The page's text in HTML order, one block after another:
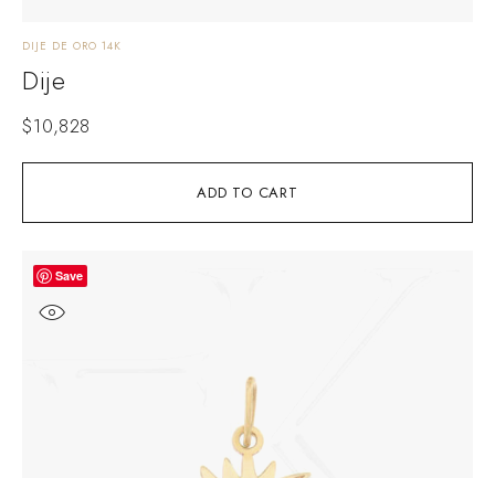
ADD TO CART
DIJE DE ORO 14K
Dije
$10,828
Save